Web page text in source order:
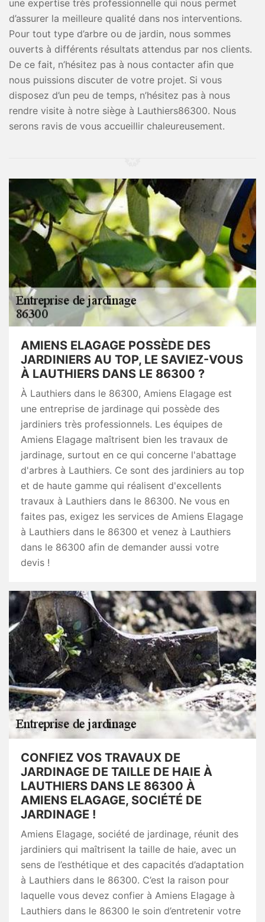
une expertise très professionnelle qui nous permet
d’assurer la meilleure qualité dans nos interventions.
Pour tout type d’arbre ou de jardin, nous sommes
ouverts à différents résultats attendus par nos clients.
De ce fait, n’hésitez pas à nous contacter afin que
nous puissions discuter de votre projet. Si vous
disposez d’un peu de temps, n’hésitez pas à nous
rendre visite à notre siège à Lauthiers86300. Nous
serons ravis de vous accueillir chaleureusement.
AMIENS ELAGAGE POSSÈDE DES
JARDINIERS AU TOP, LE SAVIEZ-VOUS
À LAUTHIERS DANS LE 86300 ?
À Lauthiers dans le 86300, Amiens Elagage est
une entreprise de jardinage qui possède des
jardiniers très professionnels. Les équipes de
Amiens Elagage maîtrisent bien les travaux de
jardinage, surtout en ce qui concerne l'abattage
d'arbres à Lauthiers. Ce sont des jardiniers au top
et de haute gamme qui réalisent d'excellents
travaux à Lauthiers dans le 86300. Ne vous en
faites pas, exigez les services de Amiens Elagage
à Lauthiers dans le 86300 et venez à Lauthiers
dans le 86300 afin de demander aussi votre
devis !
CONFIEZ VOS TRAVAUX DE
JARDINAGE DE TAILLE DE HAIE À
LAUTHIERS DANS LE 86300 À
AMIENS ELAGAGE, SOCIÉTÉ DE
JARDINAGE !
Amiens Elagage, société de jardinage, réunit des
jardiniers qui maîtrisent la taille de haie, avec un
sens de l’esthétique et des capacités d’adaptation
à Lauthiers dans le 86300. C’est la raison pour
laquelle vous devez confier à Amiens Elagage à
Lauthiers dans le 86300 le soin d’entretenir votre